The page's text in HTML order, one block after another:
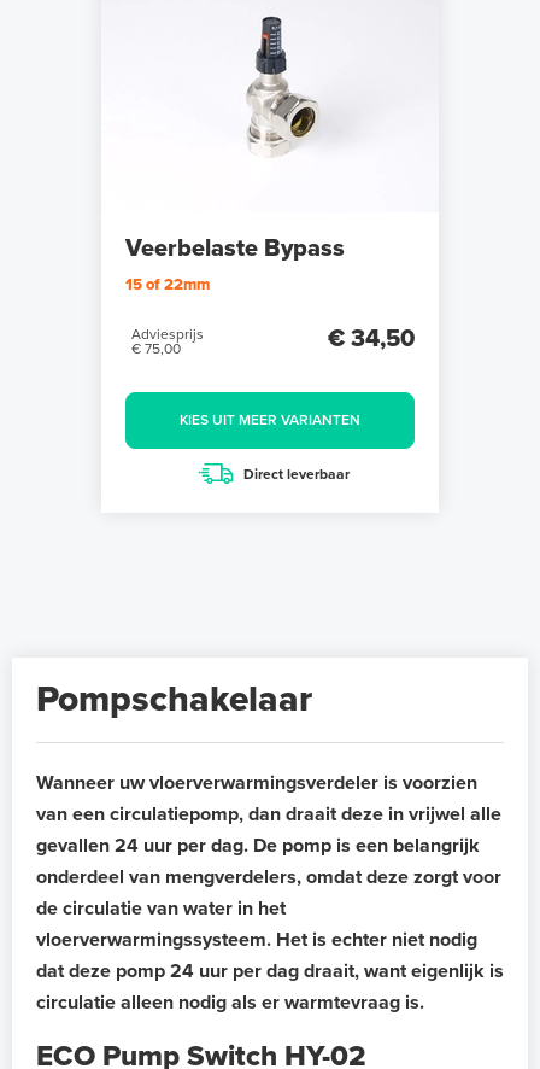
Veerbelaste Bypass
15 of 22mm
Adviesprijs
€ 75,00
€ 34,50
KIES UIT MEER VARIANTEN
Direct leverbaar
Pompschakelaar
Wanneer uw vloerverwarmingsverdeler is voorzien
van een circulatiepomp, dan draait deze in vrijwel alle
gevallen 24 uur per dag. De pomp is een belangrijk
onderdeel van mengverdelers, omdat deze zorgt voor
de circulatie van water in het
vloerverwarmingssysteem. Het is echter niet nodig
dat deze pomp 24 uur per dag draait, want eigenlijk is
circulatie alleen nodig als er warmtevraag is.
ECO Pump Switch HY-02